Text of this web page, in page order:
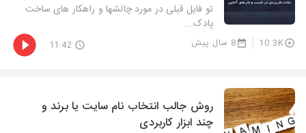
تو فایل قبلی در مورد چالشها و راهکار های ساخت
پادک...
10.3K 8 سال پیش 11:42
روش جالب انتخاب نام سایت یا برند و
چند ابزار کاربردی